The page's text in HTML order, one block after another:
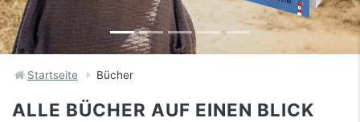
Startseite Bücher
ALLE BÜCHER AUF EINEN BLICK